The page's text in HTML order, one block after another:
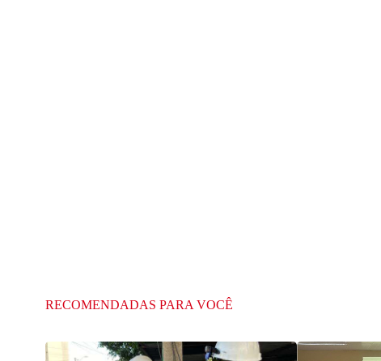
RECOMENDADAS PARA VOCÊ